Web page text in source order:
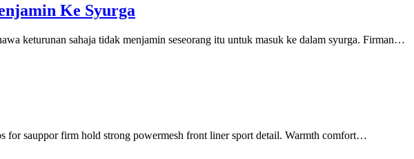
Ke Syurga
keturunan sahaja tidak menjamin seseorang itu untuk masuk ke dalam syurga. Firman…
for sauppor firm hold strong powermesh front liner sport detail. Warmth comfort…